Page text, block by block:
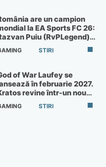
are un campion
la EA Sports FC 26:
Puiu (RvPLegend)
turneul de la Paris
STIRI
of War Laufey se
în februarie 2027.
revine într-un nou
of War
STIRI